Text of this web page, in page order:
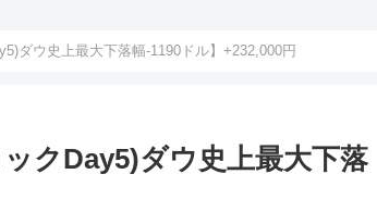
ダウ史上最大下落幅-1190ドル】+232,000円
クDay5)ダウ史上最大下落